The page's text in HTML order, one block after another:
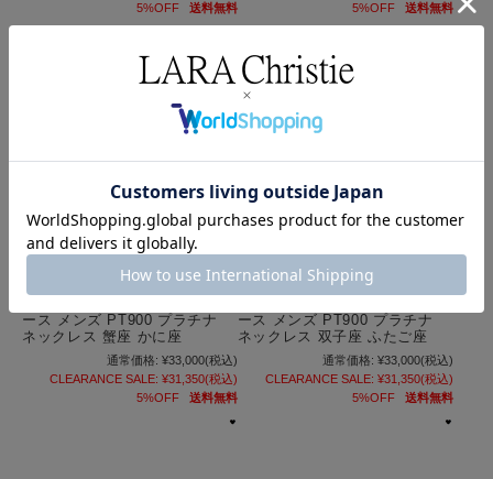
5%OFF
送料無料
5%OFF
送料無料
ース メンズ PT900 プラチナ
ネックレス 蟹座 かに座
通常価格: ¥33,000(税込)
CLEARANCE SALE: ¥31,350(税込)
5%OFF
送料無料
ース メンズ PT900 プラチナ
ネックレス 双子座 ふたご座
通常価格: ¥33,000(税込)
CLEARANCE SALE: ¥31,350(税込)
5%OFF
送料無料